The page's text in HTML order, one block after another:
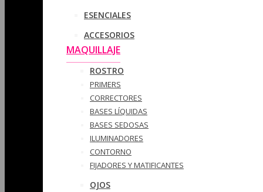
ESENCIALES
ACCESORIOS
MAQUILLAJE
ROSTRO
PRIMERS
CORRECTORES
BASES LÍQUIDAS
BASES SEDOSAS
ILUMINADORES
CONTORNO
FIJADORES Y MATIFICANTES
OJOS